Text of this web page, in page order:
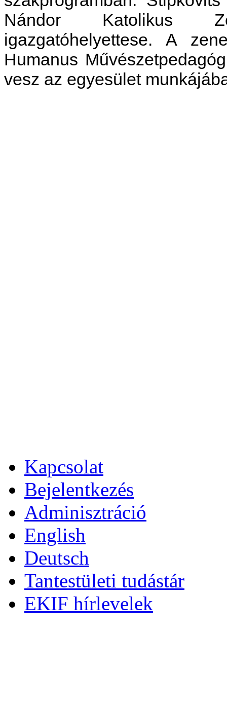
Nándor Katolikus
igazgatóhelyettese. A
Humanus
vesz az egyesület
Kapcsolat
Bejelentkezés
Adminisztráció
English
Deutsch
Tantestületi tudástár
EKIF hírlevelek